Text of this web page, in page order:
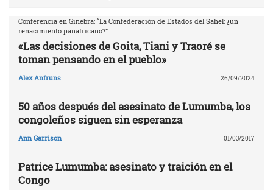
Conferencia en Ginebra: “La Confederación de Estados del Sahel: ¿un
renacimiento panafricano?”
«Las decisiones de Goita, Tiani y Traoré se
toman pensando en el pueblo»
Alex Anfruns 26/09/2024
50 años después del asesinato de Lumumba, los
congoleños siguen sin esperanza
Ann Garrison 01/03/2017
Patrice Lumumba: asesinato y traición en el
Congo